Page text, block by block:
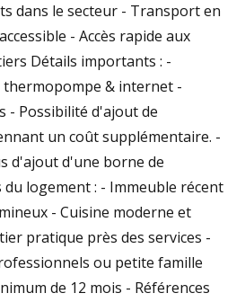
dans le secteur - Transport en
- Accès rapide aux
Détails importants : -
thermopompe & internet -
- Possibilité d'ajout de
un coût supplémentaire. -
d'ajout d'une borne de
du logement : - Immeuble récent
- Cuisine moderne et
pratique près des services -
ou petite famille
de 12 mois - Références